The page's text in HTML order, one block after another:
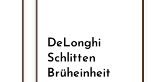
DeLonghi
Schlitten
Brüheinheit